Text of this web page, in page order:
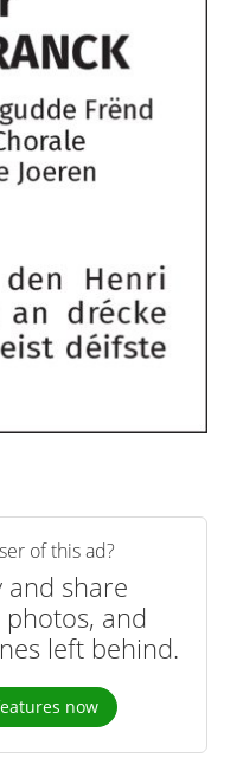
of this ad?
share
and
left behind.
now